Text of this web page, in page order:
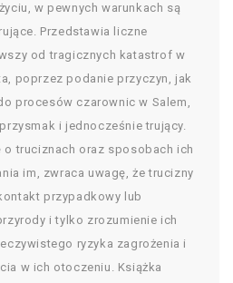
w pewnych warunkach są
Przedstawia liczne
od tragicznych katastrof w
poprzez podanie przyczyn, jak
procesów czarownic w Salem,
i jednocześnie trujący.
truciznach oraz sposobach ich
im, zwraca uwagę, że trucizny
przypadkowy lub
i tylko zrozumienie ich
ryzyka zagrożenia i
w ich otoczeniu. Książka